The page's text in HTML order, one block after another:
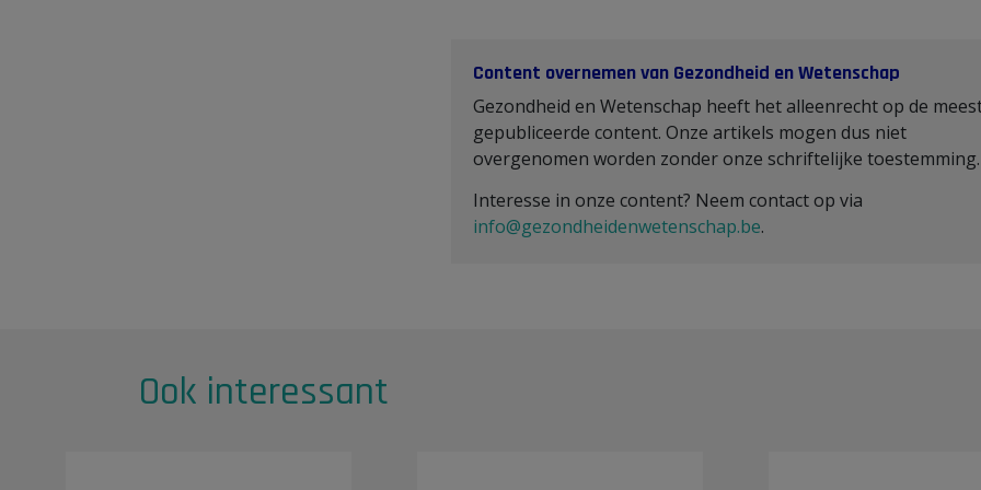
Content overnemen van Gezondheid en Wetenschap
Gezondheid en Wetenschap heeft het alleenrecht op de
gepubliceerde content. Onze artikels mogen dus niet
overgenomen worden zonder onze schriftelijke
Interesse in onze content? Neem contact op via
info@gezondheidenwetenschap.be.
Ook interessant